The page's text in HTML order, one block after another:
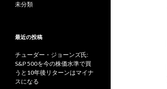
未分類
最近の投稿
チューダー・ジョーンズ氏:
S&P 500を今の株価水準で買
うと10年後リターンはマイナ
スになる